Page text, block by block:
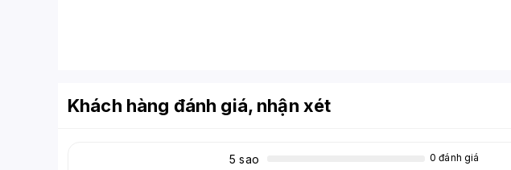
Khách hàng đánh giá, nhận xét
5 sao 0 đánh giá